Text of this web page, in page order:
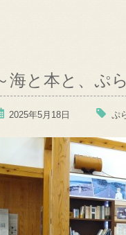
海と本と、ぷ
2025年5月18日 ぷ